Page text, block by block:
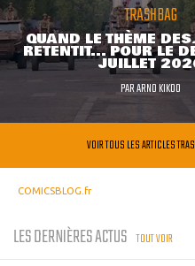
TRASHBAG
QUAND LE THÈME
RETENTIT... POUR LE
JUILLET
PARARNO KIKOO
VOIR TOUS LES ARTICLES
COMICSBLOG.fr
LES DERNIÈRES ACTUS TOUT VOIR